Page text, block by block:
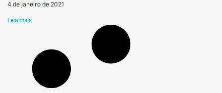
4 de janeiro de 2021
Leia mais